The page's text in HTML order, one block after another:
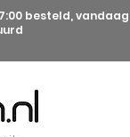
besteld, vandaag